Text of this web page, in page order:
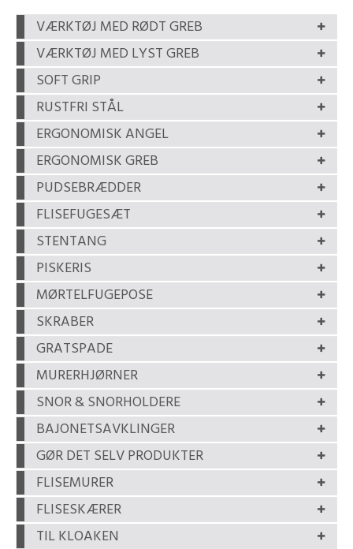
VÆRKTØJ MED RØDT GREB
VÆRKTØJ MED LYST GREB
SOFT GRIP
RUSTFRI STÅL
ERGONOMISK ANGEL
ERGONOMISK GREB
PUDSEBRÆDDER
FLISEFUGESÆT
STENTANG
PISKERIS
MØRTELFUGEPOSE
SKRABER
GRATSPADE
MURERHJØRNER
SNOR & SNORHOLDERE
BAJONETSAVKLINGER
GØR DET SELV PRODUKTER
FLISEMURER
FLISESKÆRER
TIL KLOAKEN